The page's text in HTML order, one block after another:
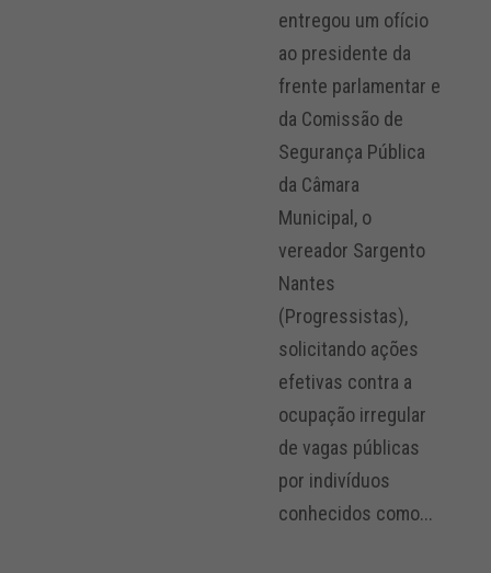
entregou um ofício
ao presidente da
frente parlamentar e
da Comissão de
Segurança Pública
da Câmara
Municipal, o
vereador Sargento
Nantes
(Progressistas),
solicitando ações
efetivas contra a
ocupação irregular
de vagas públicas
por indivíduos
conhecidos como...